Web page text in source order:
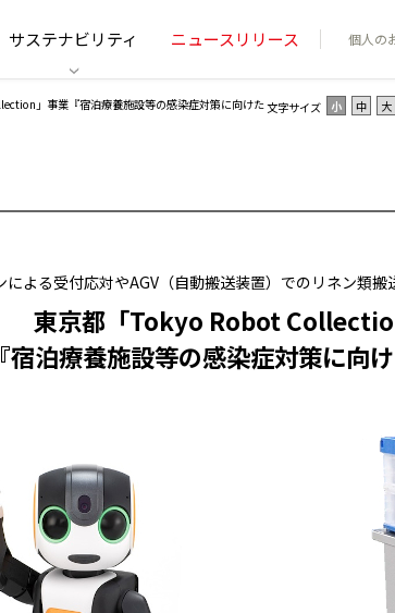
サステナビリティ ニュースリリース 個人の
文字サイズ 小 中 大
」事業『宿泊療養施設等の感染症対策に向けた
による受付応対やAGV（自動搬送装置）でのリネン類
東京都「Tokyo Robot
『宿泊療養施設等の感染症対策に向